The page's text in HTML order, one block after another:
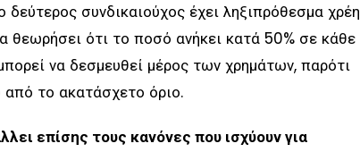
συνδικαιούχος έχει ληξιπρόθεσμα χρέη
θεωρήσει ότι το ποσό ανήκει κατά 50% σε κάθε
να δεσμευθεί μέρος των χρημάτων, παρότι
το ακατάσχετο όριο.
επίσης τους κανόνες που ισχύουν για